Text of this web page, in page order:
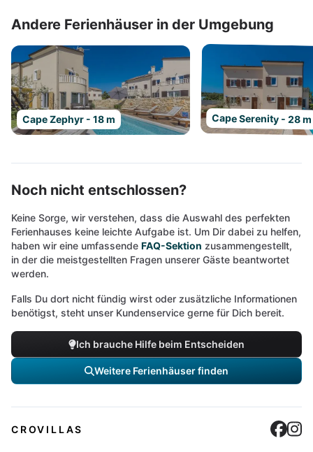
Andere Ferienhäuser in der Umgebung
Cape Zephyr - 18 m Cape Serenity - 28 m
Noch nicht entschlossen?
Keine Sorge, wir verstehen, dass die Auswahl des perfekten
Ferienhauses keine leichte Aufgabe ist. Um Dir dabei zu helfen,
haben wir eine umfassende FAQ-Sektion zusammengestellt,
in der die meistgestellten Fragen unserer Gäste beantwortet
werden.
Falls Du dort nicht fündig wirst oder zusätzliche Informationen
benötigst, steht unser Kundenservice gerne für Dich bereit.
Ich brauche Hilfe beim Entscheiden
Weitere Ferienhäuser finden
CROVILLAS